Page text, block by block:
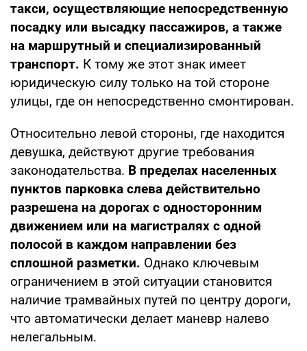
такси, осуществляющие непосредственную
посадку или высадку пассажиров, а также
на маршрутный и специализированный
транспорт. К тому же этот знак имеет
юридическую силу только на той стороне
улицы, где он непосредственно смонтирован.
Относительно левой стороны, где находится
девушка, действуют другие требования
законодательства. В пределах населенных
пунктов парковка слева действительно
разрешена на дорогах с односторонним
движением или на магистралях с одной
полосой в каждом направлении без
сплошной разметки. Однако ключевым
ограничением в этой ситуации становится
наличие трамвайных путей по центру дороги,
что автоматически делает маневр налево
нелегальным.